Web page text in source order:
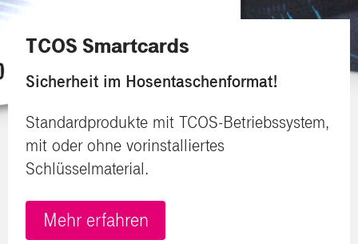
TCOS Smartcards
Sicherheit im Hosentaschenformat!
Standardprodukte mit TCOS-Betriebssystem,
mit oder ohne vorinstalliertes
Schlüsselmaterial.
Mehr erfahren